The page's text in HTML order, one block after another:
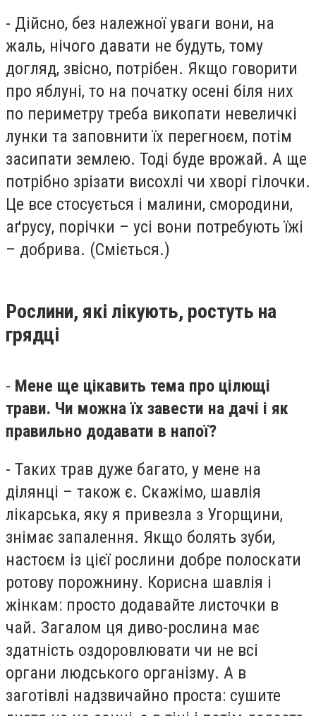
- Дійсно, без належної уваги вони, на
жаль, нічого давати не будуть, тому
догляд, звісно, потрібен. Якщо говорити
про яблуні, то на початку осені біля них
по периметру треба викопати невеличкі
лунки та заповнити їх перегноєм, потім
засипати землею. Тоді буде врожай. А ще
потрібно зрізати висохлі чи хворі гілочки.
Це все стосується і малини, смородини,
аґрусу, порічки – усі вони потребують їжі
– добрива. (Сміється.)
Рослини, які лікують, ростуть на
грядці
- Мене ще цікавить тема про цілющі
трави. Чи можна їх завести на дачі і як
правильно додавати в напої?
- Таких трав дуже багато, у мене на
ділянці – також є. Скажімо, шавлія
лікарська, яку я привезла з Угорщини,
знімає запалення. Якщо болять зуби,
настоєм із цієї рослини добре полоскати
ротову порожнину. Корисна шавлія і
жінкам: просто додавайте листочки в
чай. Загалом ця диво-рослина має
здатність оздоровлювати чи не всі
органи людського організму. А в
заготівлі надзвичайно проста: сушите